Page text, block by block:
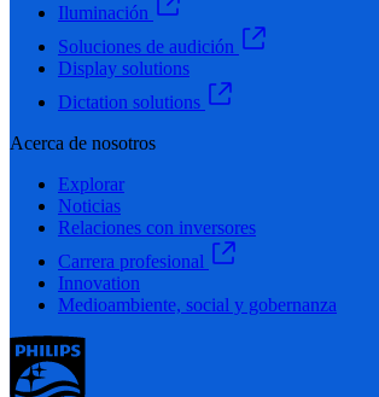
Iluminación
Soluciones de audición
Display solutions
Dictation solutions
Acerca de nosotros
Explorar
Noticias
Relaciones con inversores
Carrera profesional
Innovation
Medioambiente, social y gobernanza